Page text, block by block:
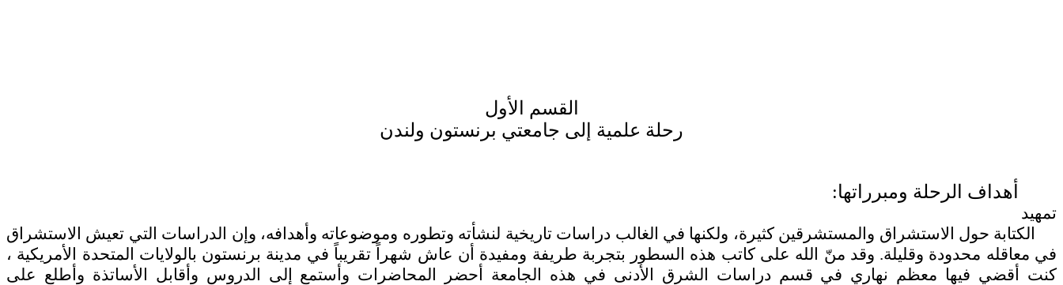
القسم الأول
رحلة علمية إلى جامعتي برنستون ولندن
أهداف الرحلة ومبرراتها:
تمهيد
الكتابة حول الاستشراق والمستشرقين كثيرة، ولكنها في الغالب دراسات تاريخية لنشأته وتطوره وموضوعاته وأهدافه، وإن الدراسات التي تعيش الاستشراق
في معاقله محدودة وقليلة. وقد منّ الله على كاتب هذه السطور بتجربة طريفة ومفيدة أن عاش شهراً تقريباً في مدينة برنستون بالولايات المتحدة الأمريكية ،
كنت أقضي فيها معظم نهاري في قسم دراسات الشرق الأدنى في هذه الجامعة أحضر المحاضرات وأستمع إلى الدروس وأقابل الأساتذة وأطلع على